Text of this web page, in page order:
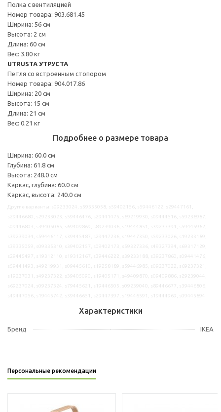
Полка с вентиляцией
Номер товара: 903.681.45
Ширина: 56 см
Высота: 2 см
Длина: 60 см
Вес: 3.80 кг
UTRUSTA УТРУСТА
Петля со встроенным стопором
Номер товара: 904.017.86
Ширина: 20 см
Высота: 15 см
Длина: 21 см
Вес: 0.21 кг
Подробнее о размере товара
Ширина: 60.0 см
Глубина: 61.8 см
Высота: 248.0 см
Каркас, глубина: 60.0 см
Каркас, высота: 240.0 см
Характеристики
Бренд IKEA
Персональные рекомендации